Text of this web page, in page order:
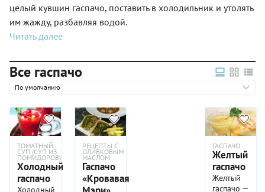
целый кувшин гаспачо, поставить в холодильник и утолять
им жажду, разбавляя водой.
Читать далее
Все гаспачо
По умолчанию
ТОМАТНЫЙ
СУП (СУП ИЗ
ПОМИДОРОВ)
Холодный
гаспачо
Холодный
РЕЦЕПТЫ С
ОЛИВКОВЫМ
МАСЛОМ
Гаспачо
«Кровавая
ГАСПАЧО
Желтый
гаспачо
Желтый
гаспачо —